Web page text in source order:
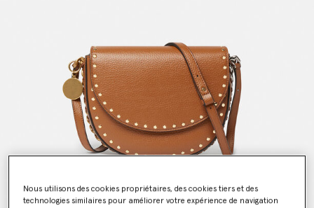
Nous utilisons des cookies propriétaires, des cookies tiers et des
technologies similaires pour améliorer votre expérience de navigation